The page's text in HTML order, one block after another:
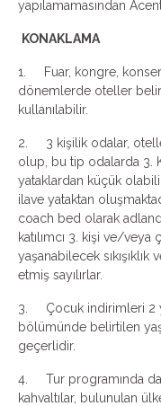
yapılamamasından
KONAKLAMA
1. Fuar, kongre,
dönemlerde oteller
kullanılabilir.
2. 3 kişilik odalar,
olup, bu tip odalarda 3.
yataklardan küçük
ilave yataktan
coach bed olarak
katılımcı 3. kişi ve/
yaşanabilecek
etmiş sayılırlar.
3. Çocuk indirimleri 2
bölümünde belirtilen
geçerlidir.
4. Tur programında
kahvaltılar, bulunulan